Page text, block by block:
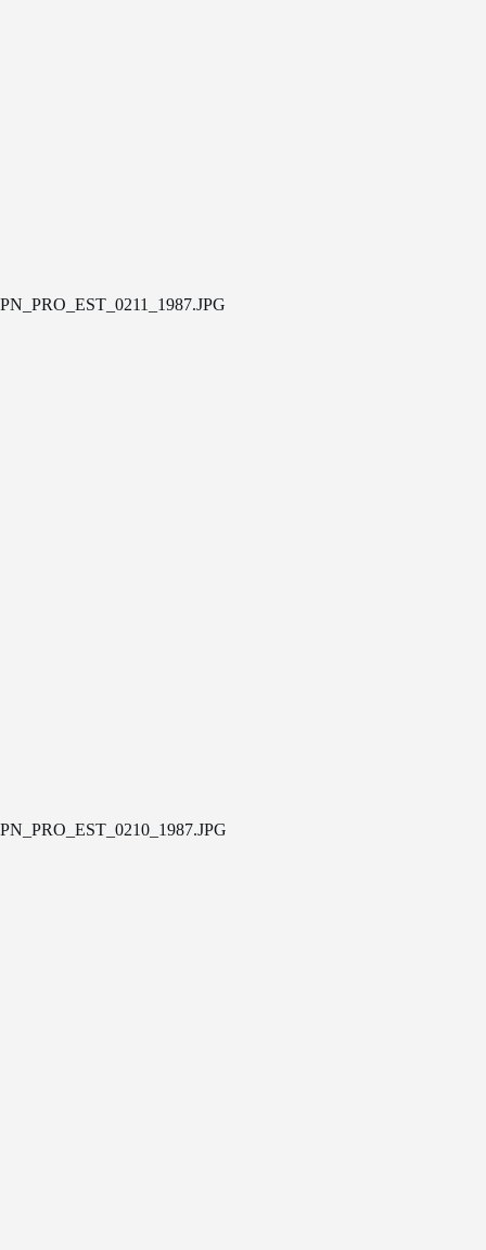
PN_PRO_EST_0211_1987.JPG
PN_PRO_EST_0210_1987.JPG